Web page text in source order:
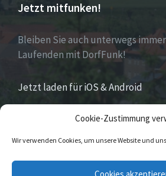
Cookie-Zustimmung
Wir verwenden Cookies, um unsere Website und
Cookies
Jetzt mitfunken!
Bleiben Sie auch unterwegs
Laufenden mit DorfFunk!
Jetzt laden für iOS & Android
Eversenist Stadtteil der Stadt